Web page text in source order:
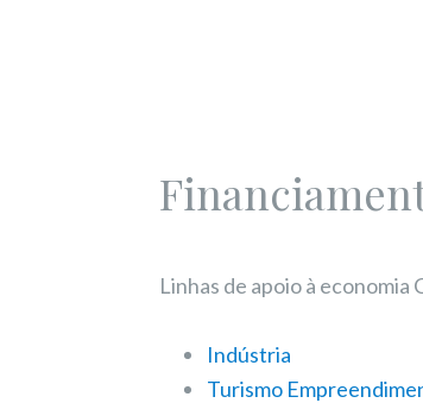
Linhas de apoio à
Indústria
Turismo